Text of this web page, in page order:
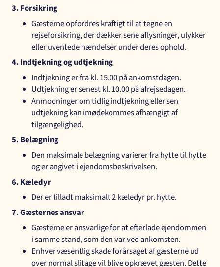
3. Forsikring
Gæsterne opfordres kraftigt til at tegne en
rejseforsikring, der dækker sene aflysninger, ulykker
eller uventede hændelser under deres ophold.
4. Indtjekning og udtjekning
Indtjekning er fra kl. 15.00 på ankomstdagen.
Udtjekning er senest kl. 10.00 på afrejsedagen.
Anmodninger om tidlig indtjekning eller sen
udtjekning kan imødekommes afhængigt af
tilgængelighed.
5. Belægning
Den maksimale belægning varierer fra hytte til hytte
og er angivet i ejendomsbeskrivelsen.
6. Kæledyr
Der er tilladt maksimalt 2 kæledyr pr. hytte.
7. Gæsternes ansvar
Gæsterne er ansvarlige for at efterlade ejendommen
i samme stand, som den var ved ankomsten.
Enhver væsentlig skade forårsaget af gæsterne ud
over normal slitage vil blive opkrævet gæsten. Dette